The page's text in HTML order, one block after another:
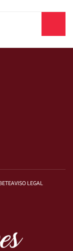
AVISO LEGAL